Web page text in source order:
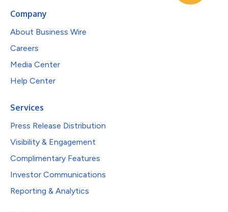
Company
About Business Wire
Careers
Media Center
Help Center
Services
Press Release Distribution
Visibility & Engagement
Complimentary Features
Investor Communications
Reporting & Analytics